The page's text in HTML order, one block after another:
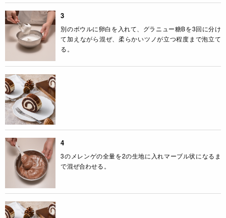
3
別のボウルに卵白を入れて、グラニュー糖Bを3回に分け
て加えながら混ぜ、柔らかいツノが立つ程度まで泡立て
る。
4
3のメレンゲの全量を2の生地に入れマーブル状になるま
で混ぜ合わせる。